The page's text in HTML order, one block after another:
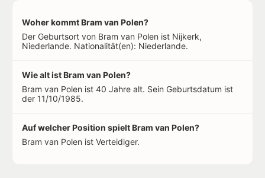
Woher kommt Bram van Polen?
Der Geburtsort von Bram van Polen ist Nijkerk,
Niederlande. Nationalität(en): Niederlande.
Wie alt ist Bram van Polen?
Bram van Polen ist 40 Jahre alt. Sein Geburtsdatum ist
der 11/10/1985.
Auf welcher Position spielt Bram van Polen?
Bram van Polen ist Verteidiger.